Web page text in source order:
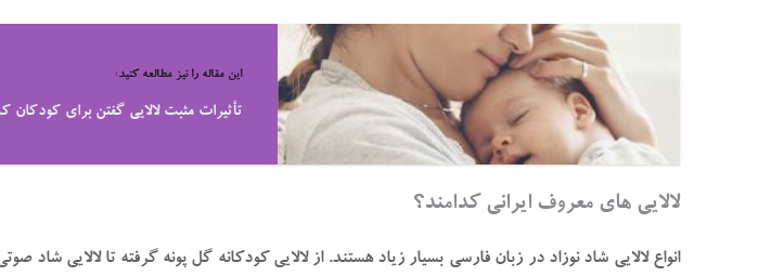
این مقاله را نیز مطالعه کنید:
تأثیرات مثبت لالایی گفتن برای کودکان
لالایی‌ های معروف ایرانی کدامند؟
انواع لالایی شاد نوزاد در زبان فارسی بسیار زیاد هستند. از لالایی کودکانه گل پونه گرفته تا لالایی شاد